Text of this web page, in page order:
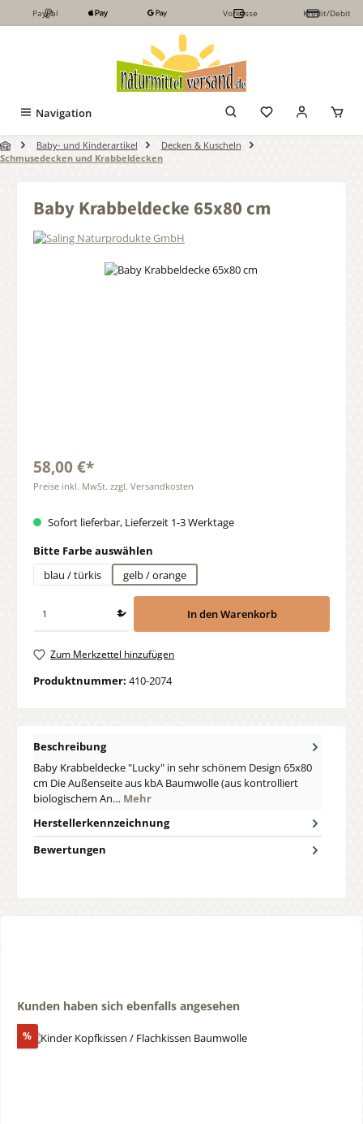
Zum Hauptinhalt springen
PayPal Vorkasse Kredit/Debit
Navigation
Baby- und Kinderartikel
Decken & Kuscheln
Schmusedecken und Krabbeldecken
Baby Krabbeldecke 65x80 cm
Bildergalerie überspringen
58,00 €*
Preise inkl. MwSt. zzgl. Versandkosten
Sofort lieferbar, Lieferzeit 1-3 Werktage
Bitte Farbe auswählen
blau / türkis
gelb / orange
In den Warenkorb
Zum Merkzettel hinzufügen
Produktnummer: 410-2074
Beschreibung
Baby Krabbeldecke "Lucky" in sehr schönem Design 65x80
cm Die Außenseite aus kbA Baumwolle (aus kontrolliert
biologischem An… Mehr
Herstellerkennzeichnung
Bewertungen
Produktgalerie überspringen
Kunden haben sich ebenfalls angesehen
%Rabatt